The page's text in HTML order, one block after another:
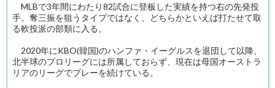
MLBで3年間にわたり82試合に登板した実績を持つ右の先発投
手。奪三振を狙うタイプではなく、どちらかといえば打たせて取
る軟投派の部類に入る。
2020年にKBO(韓国)のハンファ・イーグルスを退団して以降、
北半球のプロリーグには所属しておらず、現在は母国オーストラ
リアのリーグでプレーを続けている。